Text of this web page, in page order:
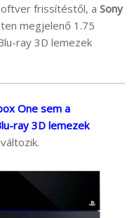
frissítéstől, a Sony
megjelenő 1.75
ray 3D lemezek
One sem a
ray 3D lemezek